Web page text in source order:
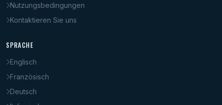
Nutzungsbedingungen
Kontaktieren Sie uns
SPRACHE
Englisch
Französisch
Deutsch